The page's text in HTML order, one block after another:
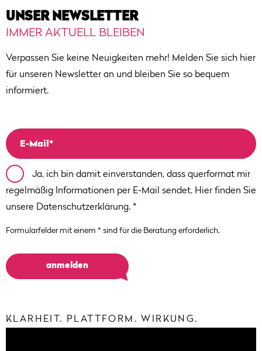
UNSER NEWSLETTER
IMMER AKTUELL BLEIBEN
Verpassen Sie keine Neuigkeiten mehr! Melden Sie sich hier
für unseren Newsletter an und bleiben Sie so bequem
informiert.
Ja, ich bin damit einverstanden, dass querformat mir
regelmäßig Informationen per E-Mail sendet. Hier finden Sie
unsere Datenschutzerklärung. *
KLARHEIT. PLATTFORM. WIRKUNG.